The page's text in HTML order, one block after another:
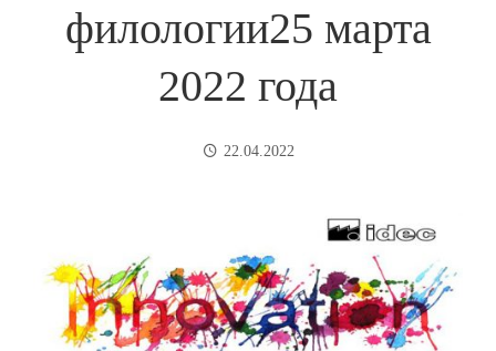
филологии25 марта
2022 года
22.04.2022